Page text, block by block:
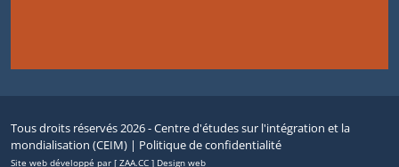
Tous droits réservés 2026 - Centre d'études sur l'intégration et la
mondialisation (CEIM) | Politique de confidentialité
Site web développé par [ ZAA.CC ] Design web